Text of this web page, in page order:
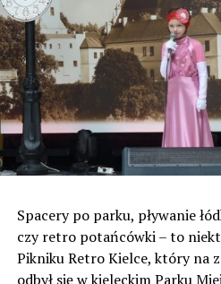
Spacery po parku, pływanie
czy retro potańcówki – to
Pikniku Retro Kielce, który na
odbył się w kieleckim Parku